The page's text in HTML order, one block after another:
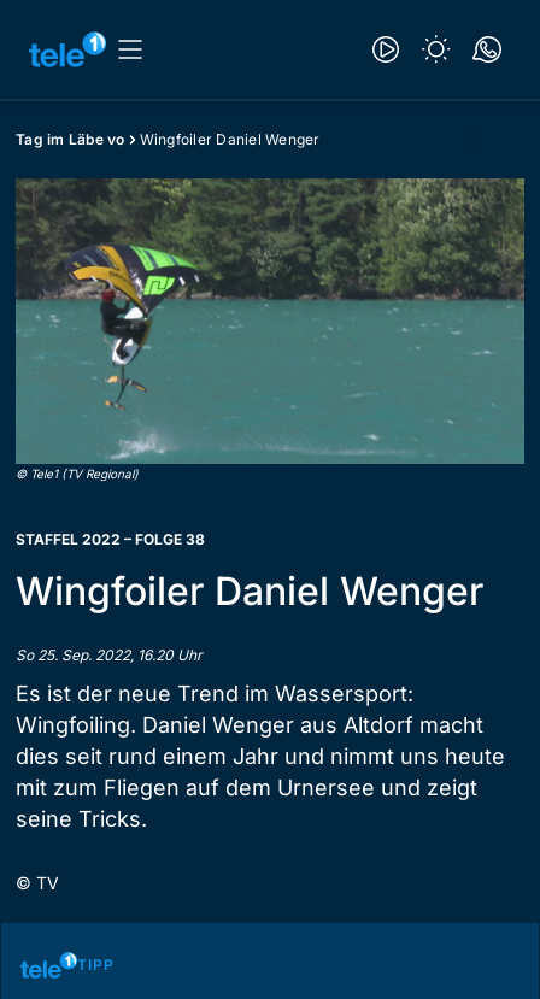
Tag im Läbe vo Wingfoiler Daniel Wenger
© Tele1 (TV Regional)
STAFFEL 2022 – FOLGE 38
Wingfoiler Daniel Wenger
So 25. Sep. 2022, 16.20 Uhr
Es ist der neue Trend im Wassersport:
Wingfoiling. Daniel Wenger aus Altdorf macht
dies seit rund einem Jahr und nimmt uns heute
mit zum Fliegen auf dem Urnersee und zeigt
seine Tricks.
© TV
TIPP